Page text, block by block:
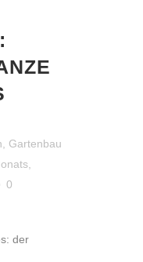
Gartenbau
0
der